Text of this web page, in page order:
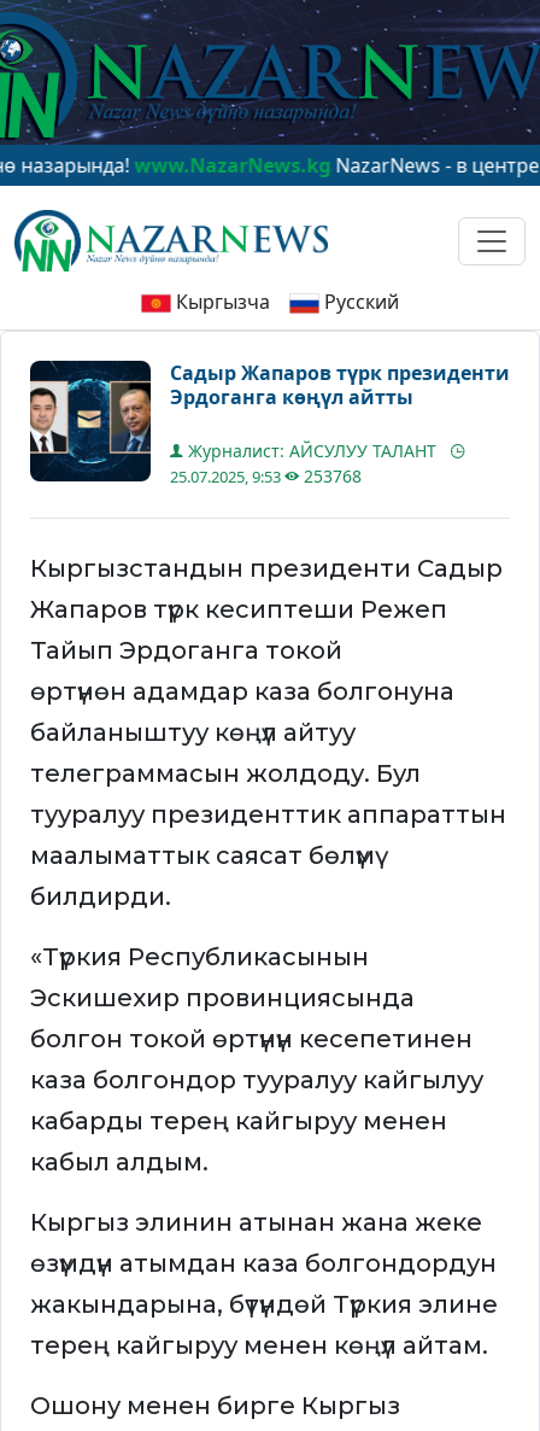
www.NazarNews.kgNazarNews - в центре
Кыргызча Русский
Садыр Жапаров түрк президенти
Эрдоганга көңүл айтты
Журналист: АЙСУЛУУ ТАЛАНТ
25.07.2025, 9:53 253768
Кыргызстандын президенти Садыр
Жапаров түрк кесиптеши Режеп
Тайып Эрдоганга токой
өртүнөн адамдар каза болгонуна
байланыштуу көңүл айтуу
телеграммасын жолдоду. Бул
тууралуу президенттик аппараттын
маалыматтык саясат бөлүмү
билдирди.
«Түркия Республикасынын
Эскишехир провинциясында
болгон токой өртүнүн кесепетинен
каза болгондор тууралуу кайгылуу
кабарды терең кайгыруу менен
кабыл алдым.
Кыргыз элинин атынан жана жеке
өзүмдүн атымдан каза болгондордун
жакындарына, бүтүндөй Түркия элине
терең кайгыруу менен көңүл айтам.
Ошону менен бирге Кыргыз